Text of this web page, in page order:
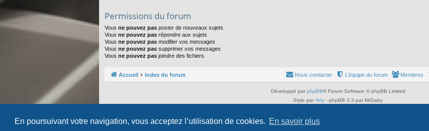
En poursuivant votre navigation, vous acceptez l’utilisation de cookies. En savoir plus
Permissions du forum
Vous ne pouvez pas poster de nouveaux sujets
Vous ne pouvez pas répondre aux sujets
Vous ne pouvez pas modifier vos messages
Vous ne pouvez pas supprimer vos messages
Vous ne pouvez pas joindre des fichiers
Accueil Index du forum Membres
L’équipe du forum
Nous contacter
Développé par phpBB® Forum Software © phpBB Limited
Style par Arty - phpBB 3.3 par MrGaby
Confidentialité